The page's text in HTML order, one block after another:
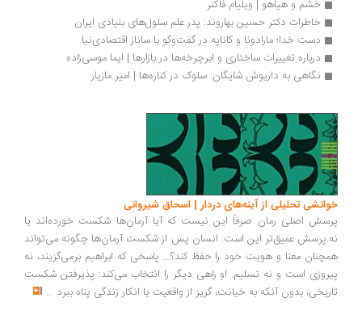
خشم و هیاهو | ویلیام فاکنر
خاطرات دکتر حسین بهاروند: پدر علم سلول‌های بنیادی ایران
دست خدا؛ مارادونا و کاناپه در گفت‌وگو با ساناز اقتصادی‌نیا
درباره تغییرات ساختاری و ابرچرخه‌ها در بازارها | ایما موسی‌زاده
نگاهی به داریوش شایگان: سلوک در کناره‌ها | امیر مازیار
تحلیلی از آینه‌های دردار | اسحاق شیروانی
اصلی رمان صرفاً این نیست که آیا آرمان‌ها شکست خورده‌اند یا
عمیق‌تر این است: انسان پس از شکست آرمان‌ها چگونه می‌تواند
معنا و هویت خود را حفظ کند؟... پاسخی که ابراهیم برمی‌گزیند، نه
است و نه تسلیم. او راهی دیگر را انتخاب می‌کند: پذیرفتن شکست
بدون آنکه به خیانت، گریز از واقعیت یا انکار زندگی پناه ببرد...